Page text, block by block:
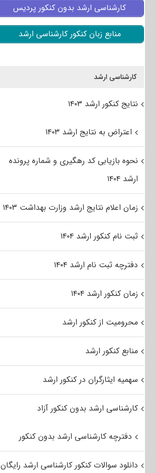
کارشناسی ارشد بدون کنکور پردیس
منابع زبان کنکور کارشناسی ارشد
کارشناسی ارشد
نتایج کنکور ارشد ۱۴۰۳
اعتراض به نتایج ارشد ۱۴۰۳
نحوه بازیابی کد رهگیری و شماره پرونده
ارشد ۱۴۰۴
زمان اعلام نتایج ارشد وزارت بهداشت ۱۴۰۳
ثبت نام کنکور ارشد ۱۴۰۴
دفترچه ثبت نام ارشد ۱۴۰۴
زمان کنکور ارشد ۱۴۰۴
محرومیت از کنکور ارشد
منابع کنکور ارشد
سهمیه ایثارگران در کنکور ارشد
کارشناسی ارشد بدون کنکور آزاد
دفترچه کارشناسی ارشد بدون کنکور
دانلود سوالات کنکور کارشناسی ارشد رایگان